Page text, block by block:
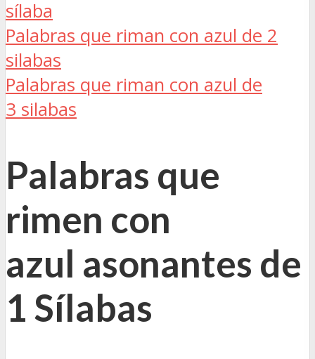
sílaba
Palabras que riman con azul de 2
silabas
Palabras que riman con azul de
3 silabas
Palabras que
rimen con
azul asonantes de
1 Sílabas